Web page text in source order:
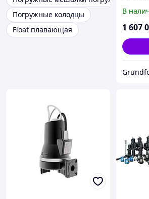
Погружные колодцы
Float плавающая
В
1 607